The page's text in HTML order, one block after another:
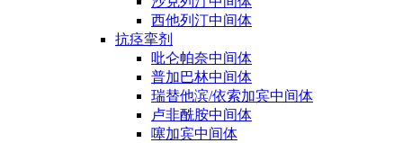
西他列汀中间体
抗痉挛剂
吡仑帕奈中间体
普加巴林中间体
瑞替他滨/依索加宾中间体
卢非酰胺中间体
噻加宾中间体